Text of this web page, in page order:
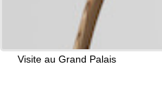
Visite au Grand Palais